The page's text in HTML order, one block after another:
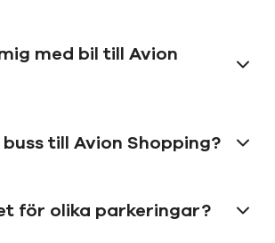
med bil till Avion
till Avion Shopping?
för olika parkeringar?